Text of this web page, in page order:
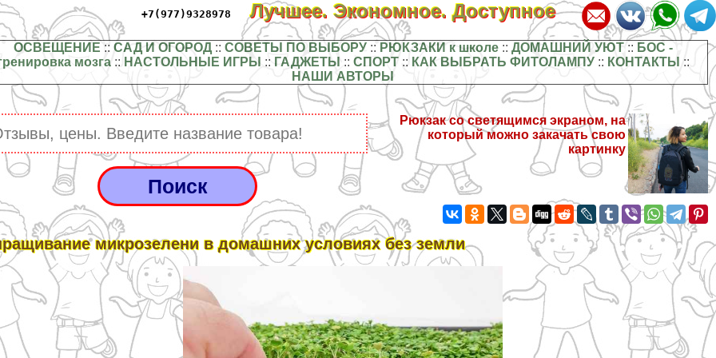
+7(977)9328978 Лучшее. Экономное. Доступное
ОСВЕЩЕНИЕ :: САД И ОГОРОД:: СОВЕТЫ ПО ВЫБОРУ:: РЮКЗАКИ к школе:: ДОМАШНИЙ УЮТ:: БОС -
мозга :: НАСТОЛЬНЫЕ ИГРЫ :: ГАДЖЕТЫ ::СПОРТ :: КАК ВЫБРАТЬ ФИТОЛАМПУ :: КОНТАКТЫ ::
НАШИ АВТОРЫ
Рюкзак со светящимся экраном, на
который можно закачать свою
картинку
микрозелени в домашних условиях без земли